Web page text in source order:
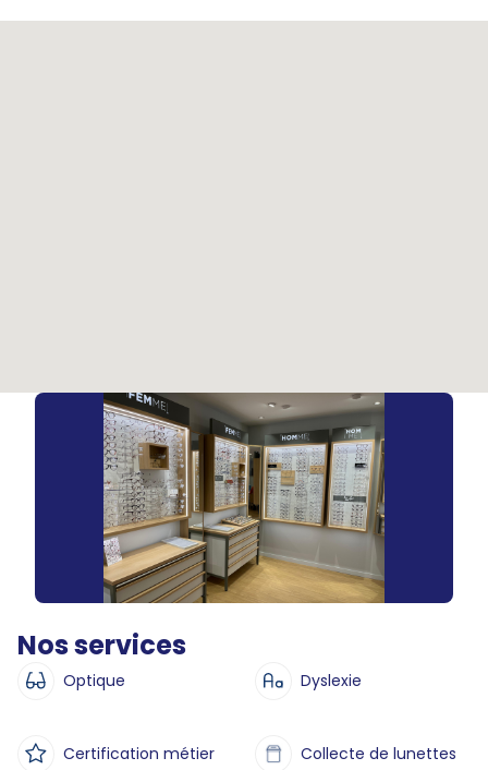
Nos services
Optique Dyslexie
Certification métier Collecte de lunettes